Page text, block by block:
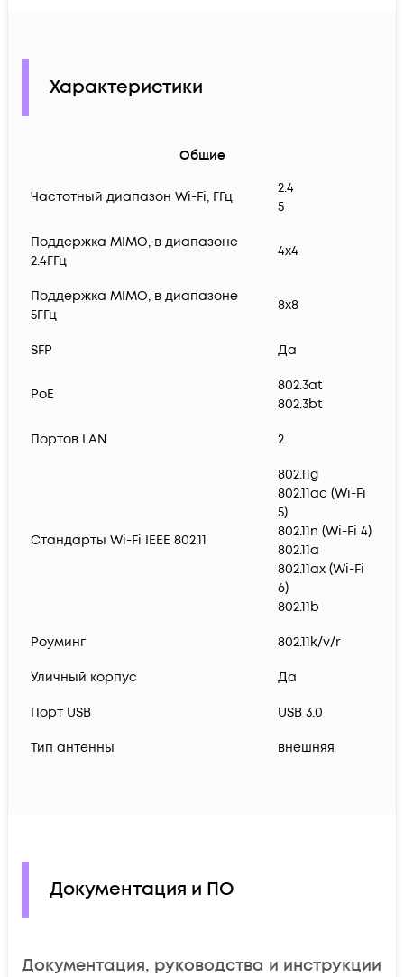
Характеристики
Общие
Частотный диапазон Wi-Fi, ГГц
2.4
5
Поддержка MIMO, в диапазоне
2.4ГГц
4x4
Поддержка MIMO, в диапазоне
5ГГц
8x8
SFP Да
PoE
802.3at
802.3bt
Портов LAN 2
Стандарты Wi-Fi IEEE 802.11
802.11g
802.11ac (Wi-Fi
5)
802.11n (Wi-Fi 4)
802.11a
802.11ax (Wi-Fi
6)
802.11b
Роуминг 802.11k/v/r
Уличный корпус Да
Порт USB USB 3.0
Тип антенны внешняя
Документация и ПО
Документация, руководства и инструкции